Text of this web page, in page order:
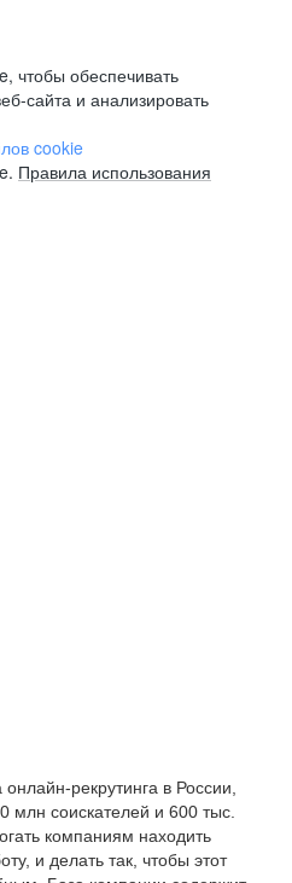
чтобы обеспечивать
сайта и анализировать
cookie
Правила использования
рекрутинга в России,
млн соискателей и 600 тыс.
компаниям находить
и делать так, чтобы этот